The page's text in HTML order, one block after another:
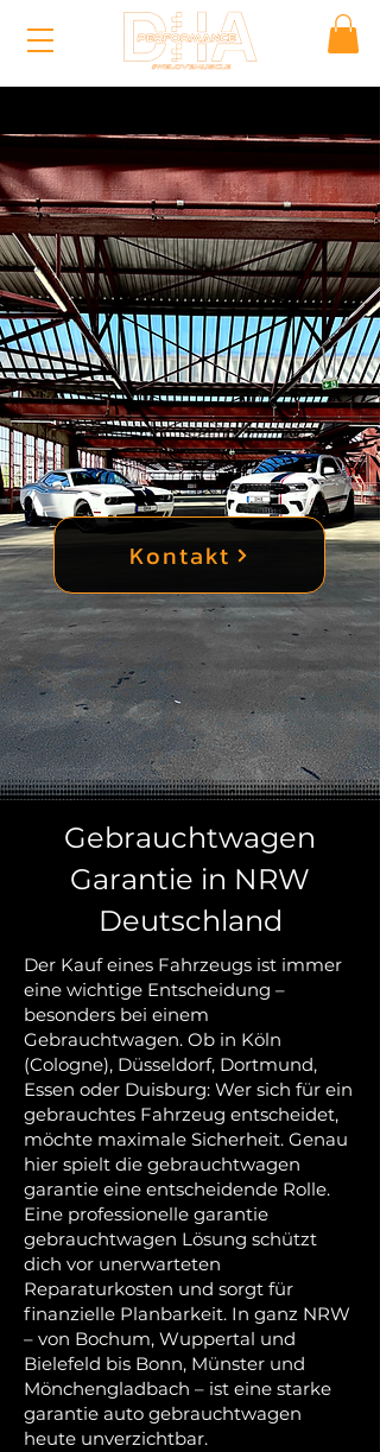
Kontakt
Gebrauchtwagen
Garantie in NRW
Deutschland
Der Kauf eines Fahrzeugs ist immer
eine wichtige Entscheidung –
besonders bei einem
Gebrauchtwagen. Ob in Köln
(Cologne), Düsseldorf, Dortmund,
Essen oder Duisburg: Wer sich für ein
gebrauchtes Fahrzeug entscheidet,
möchte maximale Sicherheit. Genau
hier spielt die gebrauchtwagen
garantie eine entscheidende Rolle.
Eine professionelle garantie
gebrauchtwagen Lösung schützt
dich vor unerwarteten
Reparaturkosten und sorgt für
finanzielle Planbarkeit. In ganz NRW
– von Bochum, Wuppertal und
Bielefeld bis Bonn, Münster und
Mönchengladbach – ist eine starke
garantie auto gebrauchtwagen
heute unverzichtbar.